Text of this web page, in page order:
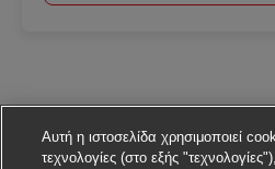
Αυτή η ιστοσελίδα χρησιμοποιεί
τεχνολογίες (στο εξής